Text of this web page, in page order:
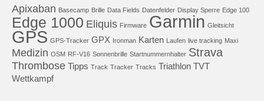
Apixaban Basecamp Brille Data Fields Datenfelder Display Sperre Edge 100
Edge 1000 Eliquis Firmware Garmin Gleitsicht
GPS GPS-Tracker GPX Ironman Karten Laufen live tracking Maxi
Medizin OSM RF-V16 Sonnenbrille Startnummernhalter Strava
Thrombose Tipps Track Tracker Tracks Triathlon TVT
Wettkampf